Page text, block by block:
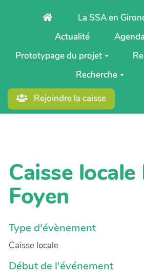
Aller au contenu principal
La SSA en
Actualité
Agenda
Prototypage du projet
Recherche
Rejoindre la caisse
Caisse locale
Foyen
Type d'évènement
Caisse locale
Début de l'événement